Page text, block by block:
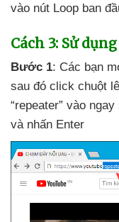
vào nút Loop ban
Cách 3: Sử
Bước 1: Các bạn
sau đó click chuột
“repeater” vào
và nhấn Enter